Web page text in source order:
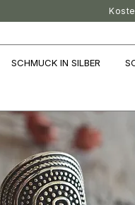
SCHMUCK IN SILBER